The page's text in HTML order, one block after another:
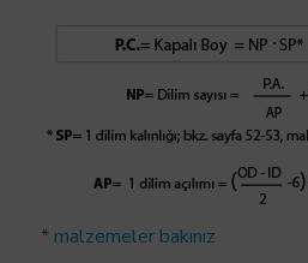
* malzemeler bakınız